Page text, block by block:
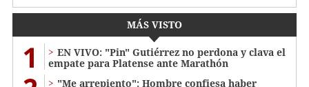
MÁS VISTO
1
EN VIVO: "Pin" Gutiérrez no perdona y clava el
empate para Platense ante Marathón
"Me arrepiento": Hombre confiesa haber